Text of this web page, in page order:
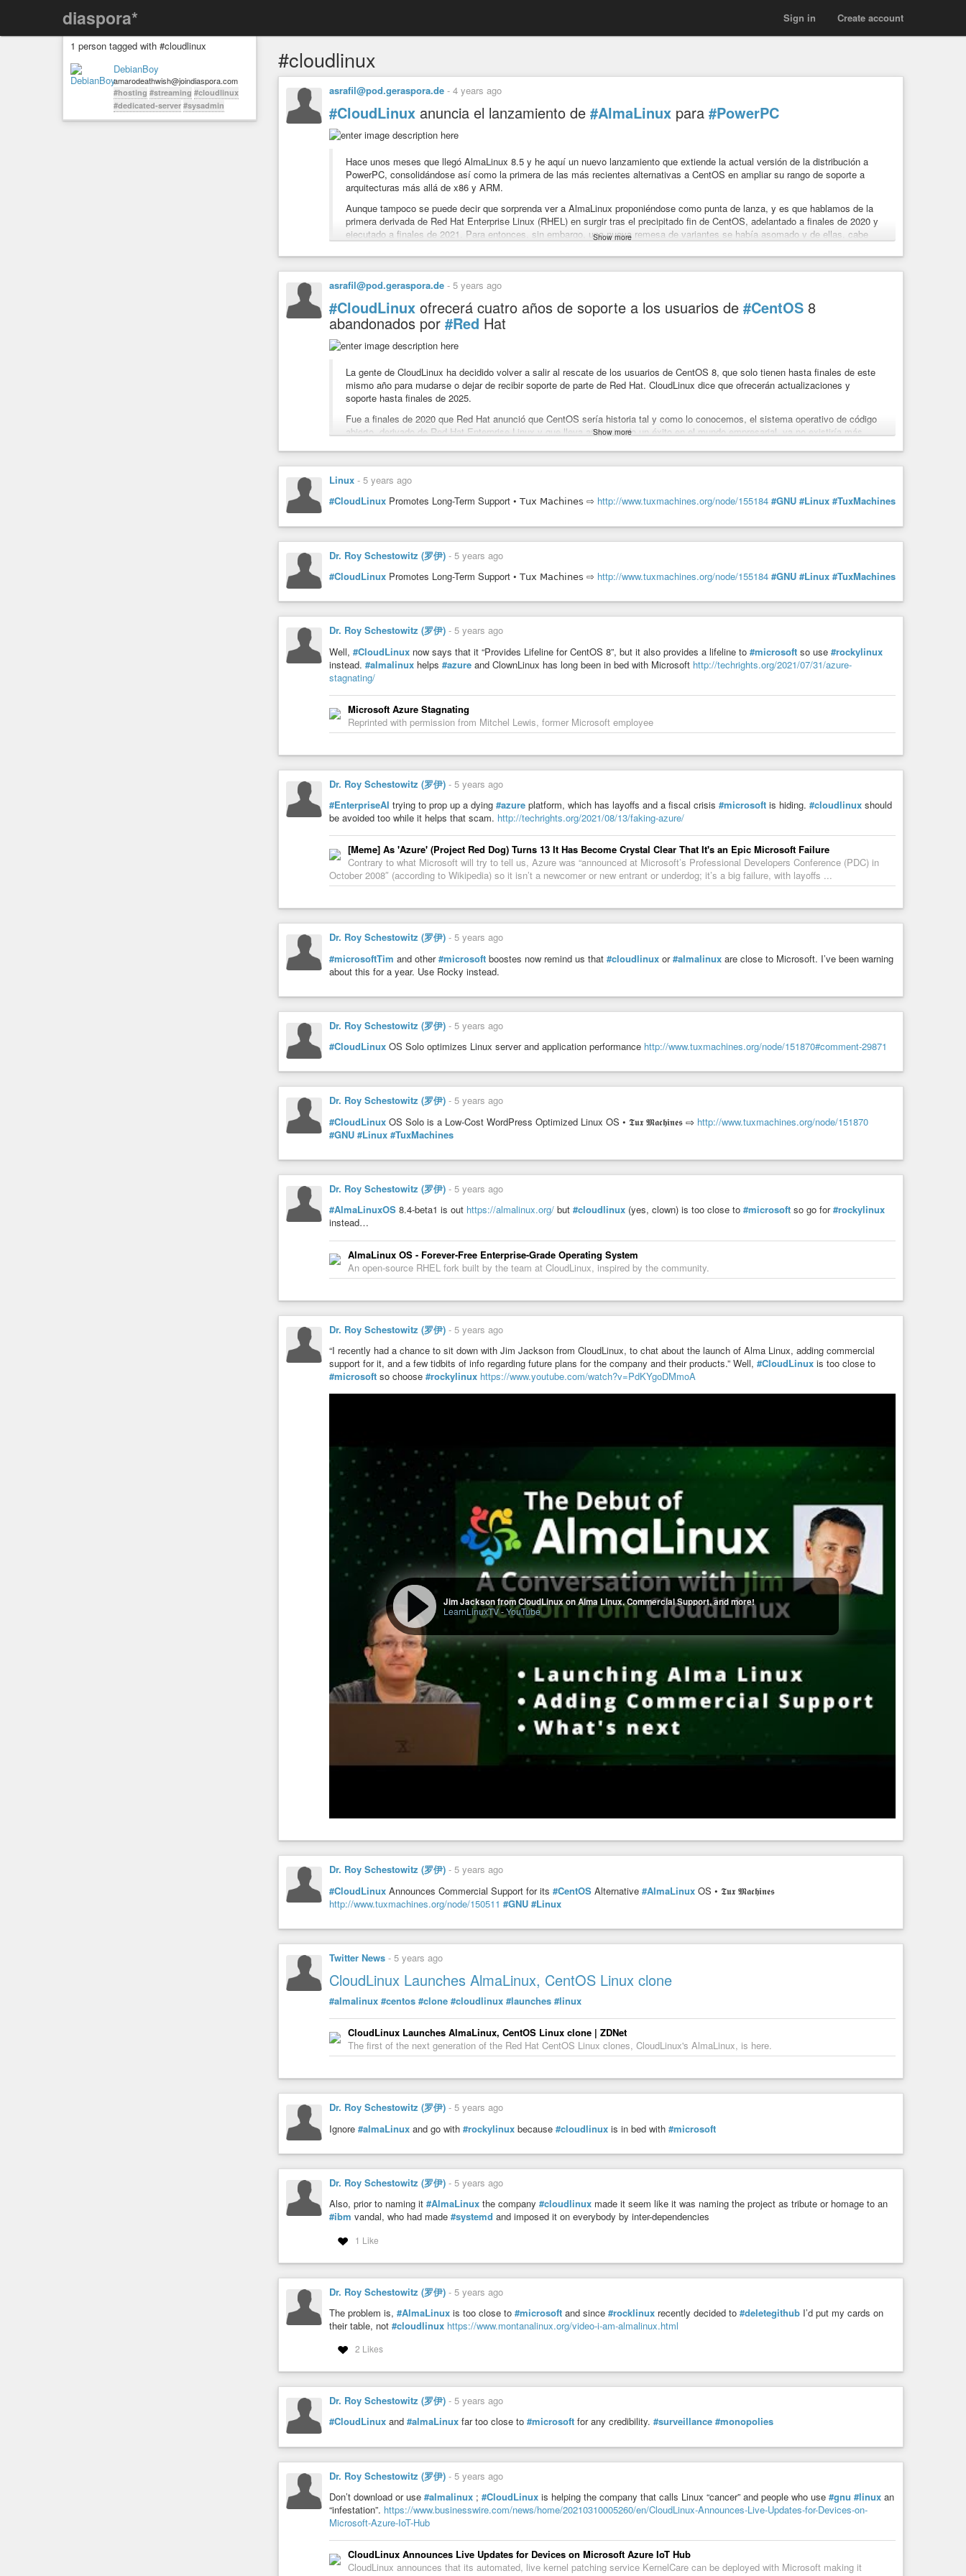
diaspora* Create account
Sign in
1 person tagged with #cloudlinux
DebianBoy
amarodeathwish@joindiaspora.com
#hosting #streaming #cloudlinux
#dedicated-server #sysadmin
#cloudlinux
asrafil@pod.geraspora.de - 4 years ago
#CloudLinux anuncia el lanzamiento de #AlmaLinux para #PowerPC
Hace unos meses que llegó AlmaLinux 8.5 y he aquí un nuevo lanzamiento que extiende la actual versión de la distribución a
PowerPC, consolidándose así como la primera de las más recientes alternativas a CentOS en ampliar su rango de soporte a
arquitecturas más allá de x86 y ARM.
Aunque tampoco se puede decir que sorprenda ver a AlmaLinux proponiéndose como punta de lanza, y es que hablamos de la
primera derivada de Red Hat Enterprise Linux (RHEL) en surgir tras el precipitado fin de CentOS, adelantado a finales de 2020 y
ejecutado a finales de 2021. Para entonces, sin embargo, una nueva remesa de variantes se había asomado y de ellas, cabe
hornada a CentOS, como tampoco fue una casualidad que fuese la primera en aventurarse a ofrecer planes de soporte
comercial para con la recién salida distribución, dada la experiencia en estos menesteres de CloudLinux, la compañía que la
mantiene.
https://www.muylinux.com/2022/03/01/almalinux-para-powerpc/
#Ñ #gnu #linux #gnulinux
Show more
asrafil@pod.geraspora.de - 5 years ago
#CloudLinux ofrecerá cuatro años de soporte a los usuarios de #CentOS 8
abandonados por #Red Hat
La gente de CloudLinux ha decidido volver a salir al rescate de los usuarios de CentOS 8, que solo tienen hasta finales de este
mismo año para mudarse o dejar de recibir soporte de parte de Red Hat. CloudLinux dice que ofrecerán actualizaciones y
soporte hasta finales de 2025.
Fue a finales de 2020 que Red Hat anunció que CentOS sería historia tal y como lo conocemos, el sistema operativo de código
abierto, derivado de Red Hat Enterprise Linux y que lleva años siendo un éxito en el mundo empresarial, ya no existiría más.
https://www.genbeta.com/linux/cloudlinux-ofrecera-cuatro-anos-soporte-a-usuarios-centos-8-abandonados-red-hat
#linux #gnulinux
Show more
Linux - 5 years ago
#CloudLinux Promotes Long-Term Support • 𝖳𝗎𝗑 𝖬𝖺𝖼𝗁𝗂𝗇𝖾𝗌 ⇨ http://www.tuxmachines.org/node/155184 #GNU #Linux #TuxMachines
Dr. Roy Schestowitz (罗伊) - 5 years ago
#CloudLinux Promotes Long-Term Support • 𝖳𝗎𝗑 𝖬𝖺𝖼𝗁𝗂𝗇𝖾𝗌 ⇨ http://www.tuxmachines.org/node/155184 #GNU #Linux #TuxMachines
Dr. Roy Schestowitz (罗伊) - 5 years ago
Well, #CloudLinux now says that it “Provides Lifeline for CentOS 8”, but it also provides a lifeline to #microsoft so use #rockylinux
instead. #almalinux helps #azure and ClownLinux has long been in bed with Microsoft http://techrights.org/2021/07/31/azure-
stagnating/
Microsoft Azure Stagnating
Reprinted with permission from Mitchel Lewis, former Microsoft employee
Dr. Roy Schestowitz (罗伊) - 5 years ago
#EnterpriseAI trying to prop up a dying #azure platform, which has layoffs and a fiscal crisis #microsoft is hiding. #cloudlinux should
be avoided too while it helps that scam. http://techrights.org/2021/08/13/faking-azure/
[Meme] As 'Azure' (Project Red Dog) Turns 13 It Has Become Crystal Clear That It's an Epic Microsoft Failure
Contrary to what Microsoft will try to tell us, Azure was “announced at Microsoft’s Professional Developers Conference (PDC) in
October 2008″ (according to Wikipedia) so it isn’t a newcomer or new entrant or underdog; it’s a big failure, with layoffs ...
Dr. Roy Schestowitz (罗伊) - 5 years ago
#microsoftTim and other#microsoft boostes now remind us that #cloudlinux or#almalinux are close to Microsoft. I’ve been warning
about this for a year. Use Rocky instead.
Dr. Roy Schestowitz (罗伊) - 5 years ago
#CloudLinux OS Solo optimizes Linux server and application performance http://www.tuxmachines.org/node/151870#comment-29871
Dr. Roy Schestowitz (罗伊) - 5 years ago
#CloudLinux OS Solo is a Low-Cost WordPress Optimized Linux OS • 𝕿𝖚𝖝 𝕸𝖆𝖈𝖍𝖎𝖓𝖊𝖘 ⇨ http://www.tuxmachines.org/node/151870
#GNU #Linux #TuxMachines
Dr. Roy Schestowitz (罗伊) - 5 years ago
#AlmaLinuxOS 8.4-beta1 is out https://almalinux.org/ but #cloudlinux (yes, clown) is too close to #microsoft so go for#rockylinux
instead…
AlmaLinux OS - Forever-Free Enterprise-Grade Operating System
An open-source RHEL fork built by the team at CloudLinux, inspired by the community.
Dr. Roy Schestowitz (罗伊) - 5 years ago
“I recently had a chance to sit down with Jim Jackson from CloudLinux, to chat about the launch of Alma Linux, adding commercial
support for it, and a few tidbits of info regarding future plans for the company and their products.” Well, #CloudLinux is too close to
#microsoft so choose #rockylinux https://www.youtube.com/watch?v=PdKYgoDMmoA
Jim Jackson from CloudLinux on Alma Linux, Commercial Support, and more!
LearnLinuxTV-YouTube
Dr. Roy Schestowitz (罗伊) - 5 years ago
#CloudLinux Announces Commercial Support for its #CentOS Alternative #AlmaLinux OS • 𝕿𝖚𝖝 𝕸𝖆𝖈𝖍𝖎𝖓𝖊𝖘
http://www.tuxmachines.org/node/150511 #GNU #Linux
Twitter News - 5 years ago
CloudLinux Launches AlmaLinux, CentOS Linux clone
#almalinux #centos #clone #cloudlinux #launches #linux
CloudLinux Launches AlmaLinux, CentOS Linux clone | ZDNet
The first of the next generation of the Red Hat CentOS Linux clones, CloudLinux's AlmaLinux, is here.
Dr. Roy Schestowitz (罗伊) - 5 years ago
Ignore #almaLinux and go with #rockylinux because #cloudlinux is in bed with #microsoft
Dr. Roy Schestowitz (罗伊) - 5 years ago
Also, prior to naming it #AlmaLinux the company #cloudlinux made it seem like it was naming the project as tribute or homage to an
#ibm vandal, who had made #systemd and imposed it on everybody by inter-dependencies
1 Like
Dr. Roy Schestowitz (罗伊) - 5 years ago
The problem is, #AlmaLinux is too close to #microsoft and since #rocklinux recently decided to #deletegithub I’d put my cards on
their table, not #cloudlinux https://www.montanalinux.org/video-i-am-almalinux.html
2 Likes
Dr. Roy Schestowitz (罗伊) - 5 years ago
#CloudLinux and #almaLinux far too close to #microsoft for any credibility. #surveillance #monopolies
Dr. Roy Schestowitz (罗伊) - 5 years ago
Don’t download or use #almalinux ; #CloudLinux is helping the company that calls Linux “cancer” and people who use #gnu #linux an
“infestation”. https://www.businesswire.com/news/home/20210310005260/en/CloudLinux-Announces-Live-Updates-for-Devices-on-
Microsoft-Azure-IoT-Hub
CloudLinux Announces Live Updates for Devices on Microsoft Azure IoT Hub
CloudLinux announces that its automated, live kernel patching service KernelCare can be deployed with Microsoft making it